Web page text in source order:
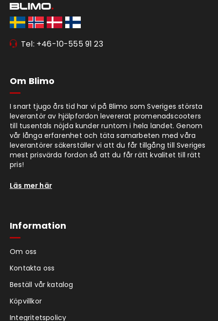
Tel: +46-10-555 91 23
Om Blimo
I snart tjugo års tid har vi på Blimo som Sveriges största
leverantör av hjälpfordon levererat promenadscooters
till tusentals nöjda kunder runtom i hela landet. Genom
vår långa erfarenhet och täta samarbeten med våra
leverantörer säkerställer vi att du får tillgång till Sveriges
mest prisvärda fordon så att du får rätt kvalitet till rätt
pris!
Läs mer här
Information
Om oss
Kontakta oss
Beställ vår katalog
Köpvillkor
Integritetspolicy